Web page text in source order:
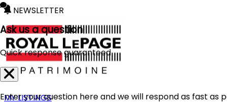
NEWSLETTER
MY LISTINGS
Ask us a question
Quick response guaranteed
Enter your question here and we will respond as fast as